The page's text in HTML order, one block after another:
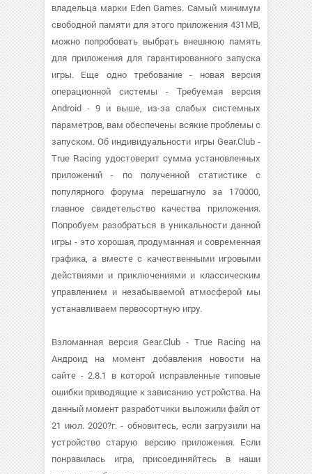
владельца марки Eden Games. Самый минимум
свободной памяти для этого приложения 431MB,
можно попробовать выбрать внешнюю память
для приложения для гарантированного запуска
игры. Еще одно требование - новая версия
операционной системы - Требуемая версия
Android - 9 и выше, из-за слабых системных
параметров, вам обеспечены всякие проблемы с
запуском. Об индивидуальности игры Gear.Club -
True Racing удостоверит сумма установленных
приложений - по полученной статистике с
популярного форума перешагнуло за 170000,
главное свидетельство качества приложения.
Попробуем разобраться в уникальности данной
игры - это хорошая, продуманная и современная
графика, а вместе с качественными игровыми
действиями и приключениями и классическим
управлением и незабываемой атмосферой мы
устанавливаем первосортную игру.
Взломанная версия Gear.Club - True Racing на
Андроид на момент добавления новости на
сайте - 2.8.1 в которой исправленные типовые
ошибки приводящие к зависанию устройства. На
данный момент разработчики выложили файл от
21 июл. 2020?г. - обновитесь, если загрузили на
устройство старую версию приложения. Если
понравилась игра, присоединяйтесь в наши